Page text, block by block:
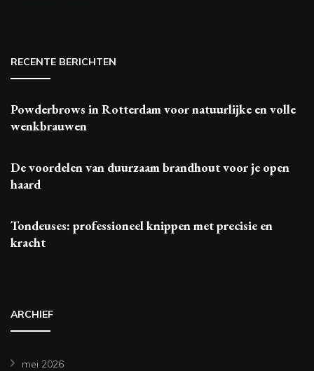
RECENTE BERICHTEN
Powderbrows in Rotterdam voor natuurlijke en volle
wenkbrauwen
De voordelen van duurzaam brandhout voor je open
haard
Tondeuses: professioneel knippen met precisie en
kracht
ARCHIEF
mei 2026